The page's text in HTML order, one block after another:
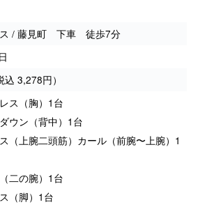
ス / 藤見町 下車 徒歩7分
3,278円）
ス（胸）1台
ウン（背中）1台
（上腕二頭筋）カール（前腕〜上腕）1
二の腕）1台
（脚）1台